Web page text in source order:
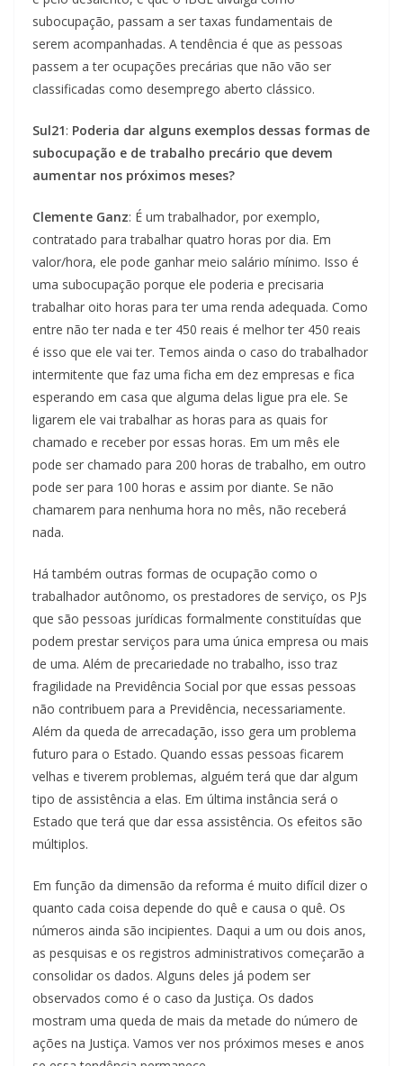
subocupação, passam a ser taxas fundamentais de
serem acompanhadas. A tendência é que as pessoas
passem a ter ocupações precárias que não vão ser
classificadas como desemprego aberto clássico.
Sul21: Poderia dar alguns exemplos dessas formas de
subocupação e de trabalho precário que devem
aumentar nos próximos meses?
Clemente Ganz: É um trabalhador, por exemplo,
contratado para trabalhar quatro horas por dia. Em
valor/hora, ele pode ganhar meio salário mínimo. Isso é
uma subocupação porque ele poderia e precisaria
trabalhar oito horas para ter uma renda adequada. Como
entre não ter nada e ter 450 reais é melhor ter 450 reais
é isso que ele vai ter. Temos ainda o caso do trabalhador
intermitente que faz uma ficha em dez empresas e fica
esperando em casa que alguma delas ligue pra ele. Se
ligarem ele vai trabalhar as horas para as quais for
chamado e receber por essas horas. Em um mês ele
pode ser chamado para 200 horas de trabalho, em outro
pode ser para 100 horas e assim por diante. Se não
chamarem para nenhuma hora no mês, não receberá
nada.
Há também outras formas de ocupação como o
trabalhador autônomo, os prestadores de serviço, os PJs
que são pessoas jurídicas formalmente constituídas que
podem prestar serviços para uma única empresa ou mais
de uma. Além de precariedade no trabalho, isso traz
fragilidade na Previdência Social por que essas pessoas
não contribuem para a Previdência, necessariamente.
Além da queda de arrecadação, isso gera um problema
futuro para o Estado. Quando essas pessoas ficarem
velhas e tiverem problemas, alguém terá que dar algum
tipo de assistência a elas. Em última instância será o
Estado que terá que dar essa assistência. Os efeitos são
múltiplos.
Em função da dimensão da reforma é muito difícil dizer o
quanto cada coisa depende do quê e causa o quê. Os
números ainda são incipientes. Daqui a um ou dois anos,
as pesquisas e os registros administrativos começarão a
consolidar os dados. Alguns deles já podem ser
observados como é o caso da Justiça. Os dados
mostram uma queda de mais da metade do número de
ações na Justiça. Vamos ver nos próximos meses e anos